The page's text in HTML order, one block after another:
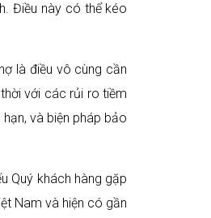
Điều này có thể kéo
là điều vô cùng cần
với các rủi ro tiềm
và biện pháp bảo
Quý khách hàng gặp
Nam và hiện có gần